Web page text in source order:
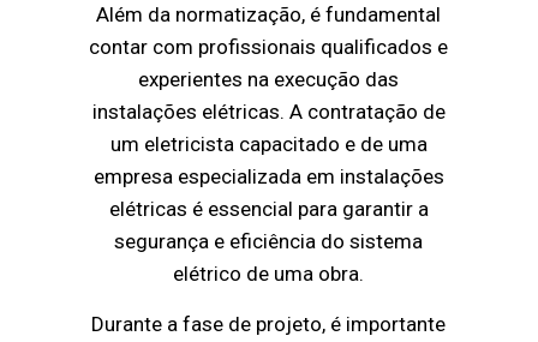
Além da normatização, é fundamental
contar com profissionais qualificados e
experientes na execução das
instalações elétricas. A contratação de
um eletricista capacitado e de uma
empresa especializada em instalações
elétricas é essencial para garantir a
segurança e eficiência do sistema
elétrico de uma obra.
Durante a fase de projeto, é importante